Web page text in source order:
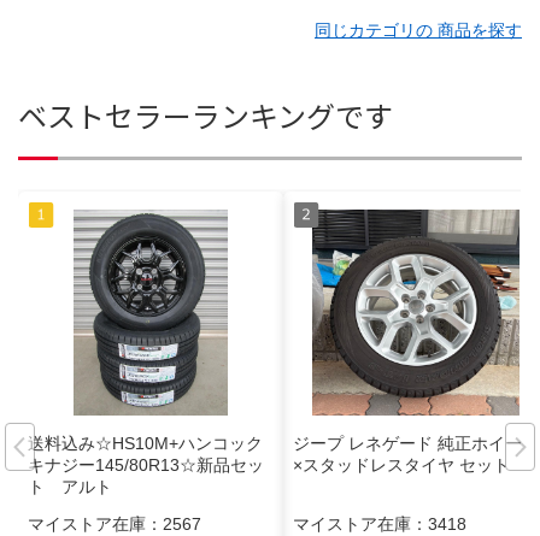
同じカテゴリの 商品を探す
ベストセラーランキングです
送料込み☆HS10M+ハンコック
キナジー145/80R13☆新品セッ
ト アルト
マイストア在庫： 2567
ジープ レネゲード 純正ホイール
×スタッドレスタイヤ セット
マイストア在庫： 3418